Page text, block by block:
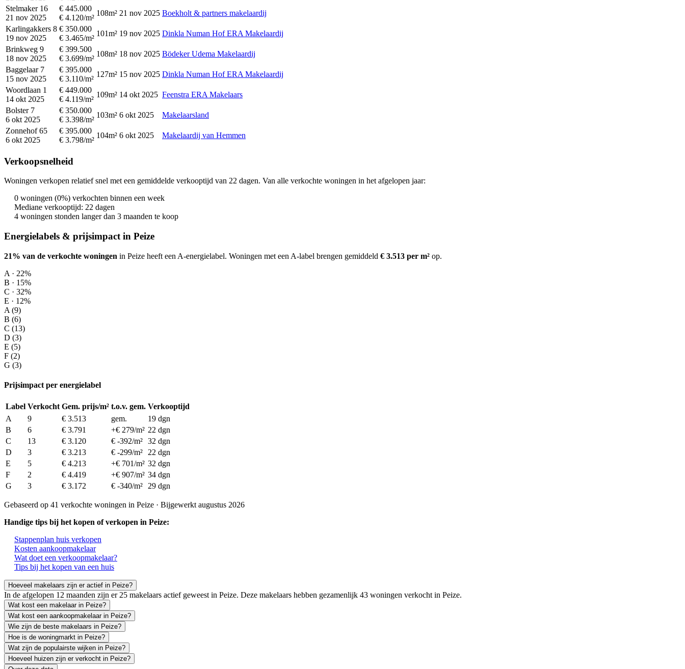
Stelmaker 16
21 nov 2025
€ 445.000
€ 4.120/m²
108m² 21 nov 2025 Boekholt & partners makelaardij
Karlingakkers 8
19 nov 2025
€ 350.000
€ 3.465/m²
101m² 19 nov 2025 Dinkla Numan Hof ERA Makelaardij
Brinkweg 9
18 nov 2025
€ 399.500
€ 3.699/m²
108m² 18 nov 2025 Bödeker Udema Makelaardij
Baggelaar 7
15 nov 2025
€ 395.000
€ 3.110/m²
127m² 15 nov 2025 Dinkla Numan Hof ERA Makelaardij
Woordlaan 1
14 okt 2025
€ 449.000
€ 4.119/m²
109m² 14 okt 2025 Feenstra ERA Makelaars
Bolster 7
6 okt 2025
€ 350.000
€ 3.398/m²
103m² 6 okt 2025
Makelaarsland
Zonnehof 65
6 okt 2025
€ 395.000
€ 3.798/m²
104m² 6 okt 2025 Makelaardij van Hemmen
Verkoopsnelheid
Woningen verkopen relatief snel met een gemiddelde verkooptijd van 22 dagen. Van alle verkochte woningen in het afgelopen jaar:
0 woningen (0%) verkochten binnen een week
Mediane verkooptijd: 22 dagen
4 woningen stonden langer dan 3 maanden te koop
Energielabels & prijsimpact in Peize
21% van de verkochte woningen in Peize heeft een A-energielabel. Woningen met een A-label brengen gemiddeld € 3.513 per m² op.
A · 22%
B · 15%
C · 32%
E · 12%
A (9)
B (6)
C (13)
D (3)
E (5)
F (2)
G (3)
Prijsimpact per energielabel
Label Verkocht Gem. prijs/m² t.o.v. gem. Verkooptijd
A
9 € 3.513 gem.
19 dgn
B
6 € 3.791 +€ 279/m² 22 dgn
C
13 € 3.120 € -392/m² 32 dgn
D
3 € 3.213 € -299/m²
22 dgn
E
5 € 4.213 +€ 701/m² 32 dgn
F
2 € 4.419 +€ 907/m² 34 dgn
G
3 € 3.172 € -340/m² 29 dgn
Gebaseerd op 41 verkochte woningen in Peize · Bijgewerkt augustus 2026
Handige tips bij het kopen of verkopen in Peize:
Stappenplan huis verkopen
Kosten aankoopmakelaar
Wat doet een verkoopmakelaar?
Tips bij het kopen van een huis
Hoeveel makelaars zijn er actief in Peize?
In de afgelopen 12 maanden zijn er 25 makelaars actief geweest in Peize. Deze makelaars hebben gezamenlijk 43 woningen verkocht in Peize.
Wat kost een makelaar in Peize?
Wat kost een aankoopmakelaar in Peize?
Wie zijn de beste makelaars in Peize?
Hoe is de woningmarkt in Peize?
Wat zijn de populairste wijken in Peize?
Hoeveel huizen zijn er verkocht in Peize?